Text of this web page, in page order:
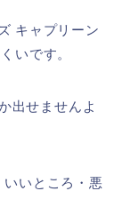
キャプリーン
いです。
出せませんよ
いところ・悪